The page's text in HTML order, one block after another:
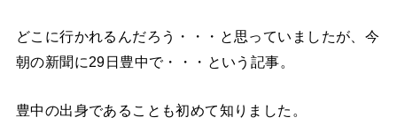
どこに行かれるんだろう・・・と思っていましたが、今
朝の新聞に29日豊中で・・・という記事。
豊中の出身であることも初めて知りました。